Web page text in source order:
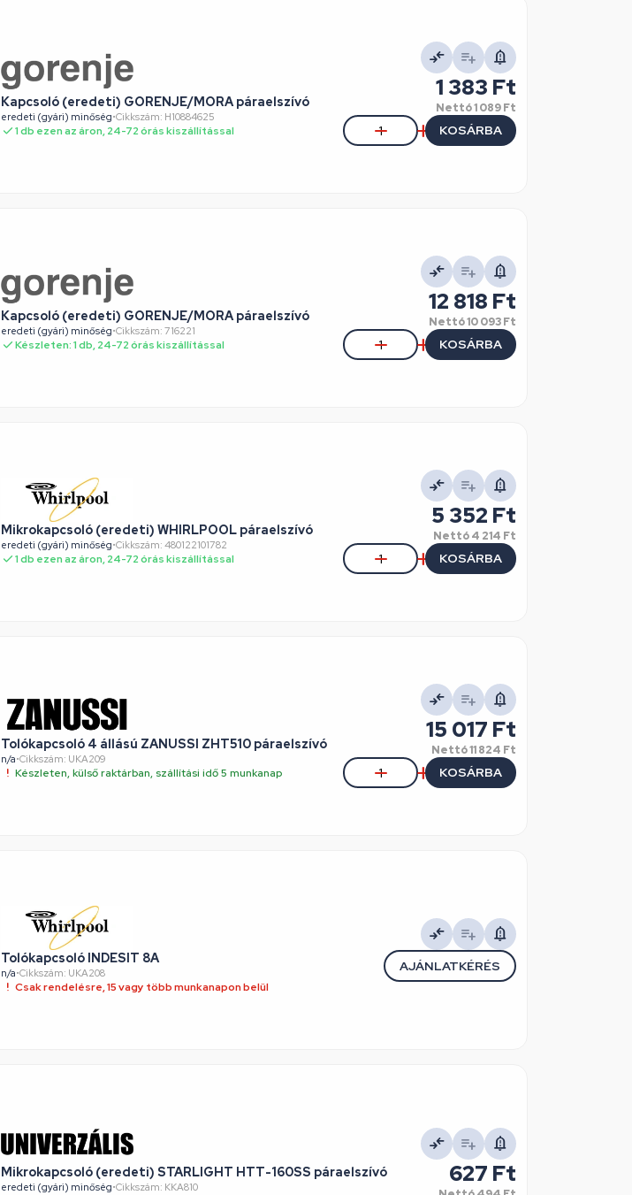
Kapcsoló (eredeti) GORENJE/MORA páraelszívó
eredeti (gyári) minőség•Cikkszám: H10884625
1 db ezen az áron, 24-72 órás kiszállítással
1 383 Ft
Nettó1 089 Ft
KOSÁRBA
Kapcsoló (eredeti) GORENJE/MORA páraelszívó
eredeti (gyári) minőség•Cikkszám: 716221
Készleten: 1 db, 24-72 órás kiszállítással
12 818 Ft
Nettó10 093 Ft
KOSÁRBA
Mikrokapcsoló (eredeti) WHIRLPOOL páraelszívó
eredeti (gyári) minőség•Cikkszám: 480122101782
1 db ezen az áron, 24-72 órás kiszállítással
5 352 Ft
Nettó4 214 Ft
KOSÁRBA
Tolókapcsoló 4 állású ZANUSSI ZHT510 páraelszívó
n/a•Cikkszám: UKA209
Készleten, külső raktárban, szállítási idő 5 munkanap
15 017 Ft
Nettó11 824 Ft
KOSÁRBA
Tolókapcsoló INDESIT 8A
n/a•Cikkszám: UKA208
Csak rendelésre, 15 vagy több munkanapon belül
AJÁNLATKÉRÉS
Mikrokapcsoló (eredeti) STARLIGHT HTT-160SS páraelszívó
eredeti (gyári) minőség•Cikkszám: KKA810
627 Ft